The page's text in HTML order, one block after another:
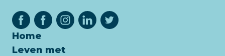
Home
Leven met